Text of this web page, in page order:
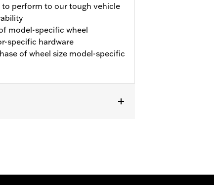
perform to our tough vehicle
model-specific wheel
specific hardware
of wheel size model-specific